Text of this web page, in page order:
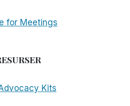
for Meetings
Kits